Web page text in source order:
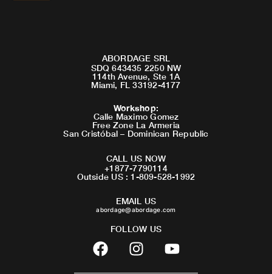
ABORDAGE SRL
SDQ 643435 2250 NW
114th Avenue, Ste 1A
Miami, FL 33192-4177
Workshop:
Calle Maximo Gomez
Free Zone La Armeria
San Cristóbal – Dominican Republic
CALL US NOW
+1877-7790114
Outside US : 1-809-528-1992
EMAIL US
abordage@abordage.com
FOLLOW US
F
a
c
I
n
s
Y
o
u